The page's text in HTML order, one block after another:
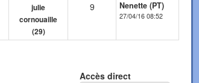
julie
cornouaille
(29)
9 Nenette (PT)
27/04/16 08:52
Accès direct